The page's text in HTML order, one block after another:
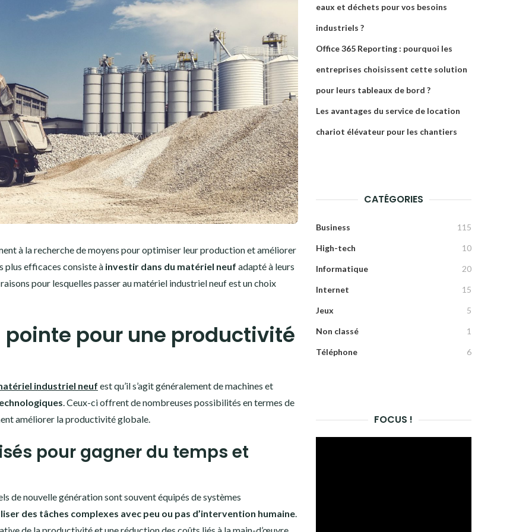
à la recherche de moyens pour optimiser leur production et améliorer
plus efficaces consiste à investir dans du matériel neuf adapté à leurs
pour lesquelles passer au matériel industriel neuf est un choix
pointe pour une productivité
industriel neuf est qu’il s’agit généralement de machines et
. Ceux-ci offrent de nombreuses possibilités en termes de
améliorer la productivité globale.
pour gagner du temps et
de nouvelle génération sont souvent équipés de systèmes
des tâches complexes avec peu ou pas d’intervention humaine
de la productivité et une réduction des coûts liés à la main-d’œuvre
eaux et déchets pour vos besoins
industriels ?
Office 365 Reporting : pourquoi les
entreprises choisissent cette solution
pour leurs tableaux de bord ?
Les avantages du service de location
chariot élévateur pour les chantiers
CATÉGORIES
Business 115
High-tech 10
Informatique 20
Internet 15
Jeux 5
Non classé 1
Téléphone 6
FOCUS !